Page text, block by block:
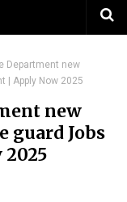
Department new
| Apply Now 2025
new
guard Jobs